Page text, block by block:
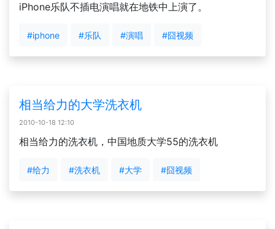
iPhone乐队不插电演唱就在地铁中上演了。
#iphone #乐队 #演唱 #囧视频
相当给力的大学洗衣机
2010-10-18 12:10
相当给力的洗衣机，中国地质大学55的洗衣机
#给力 #洗衣机 #大学 #囧视频